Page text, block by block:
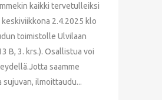
kaikki tervetulleiksi
2.4.2025 klo
toimistolle Ulvilaan
B, 3. krs.). Osallistua voi
saamme
sujuvan, ilmoittaudu...